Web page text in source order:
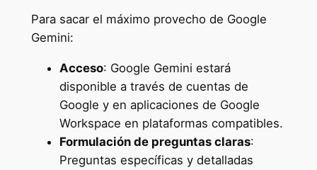
Para sacar el máximo provecho de Google
Gemini:
Acceso: Google Gemini estará
disponible a través de cuentas de
Google y en aplicaciones de Google
Workspace en plataformas compatibles.
Formulación de preguntas claras:
Preguntas específicas y detalladas